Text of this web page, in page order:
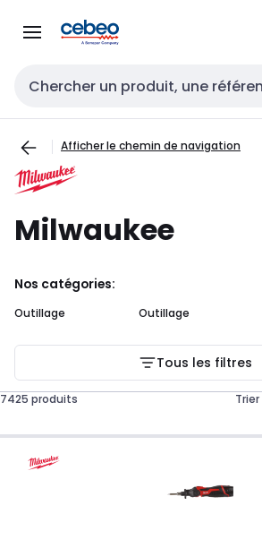
navigationau
Entrée de recherche
Afficher le chemin de navigation
Milwaukee
Nos catégories:
Outillage Outillage
Tous les filtres
7425 produits